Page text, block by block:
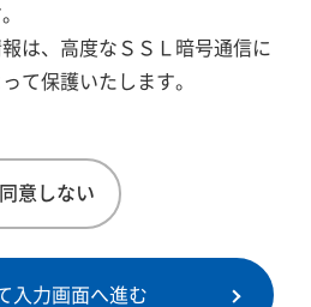
は、高度なＳＳＬ暗号通信に
て保護いたします。
同意しない
入力画面へ進む